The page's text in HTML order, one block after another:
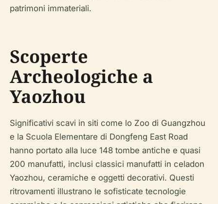
patrimoni immateriali.
Scoperte
Archeologiche a
Yaozhou
Significativi scavi in siti come lo Zoo di Guangzhou
e la Scuola Elementare di Dongfeng East Road
hanno portato alla luce 148 tombe antiche e quasi
200 manufatti, inclusi classici manufatti in celadon
Yaozhou, ceramiche e oggetti decorativi. Questi
ritrovamenti illustrano le sofisticate tecnologie